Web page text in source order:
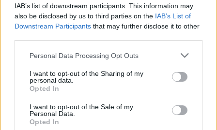
IAB’s list of downstream participants. This information may
also be disclosed by us to third parties on the IAB’s List of
Downstream Participants that may further disclose it to other
Please note that this website/app uses one or more Google
not limited to your visit or usage behaviour. You may click to
grant or deny consent to Google and its third-party tags to
use your data for below specified purposes in below Google
consent section.
Personal Data Processing Opt Outs
I want to opt-out of the Sharing of my
personal data.
Opted In
I want to opt-out of the Sale of my
Personal Data.
Opted In
Inviaci le tue segnalazioni,
i tuoi video e le tue foto
Su WhatsApp al numero +39
345 356 7512
Entra nel canale telegram di
GalluraOggi.it